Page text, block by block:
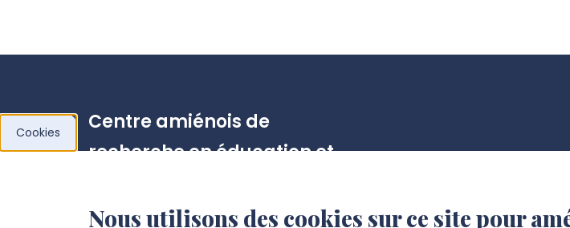
Centre amiénois de
recherche en éducation et
Cookies
Nous utilisons des cookies sur ce site pour